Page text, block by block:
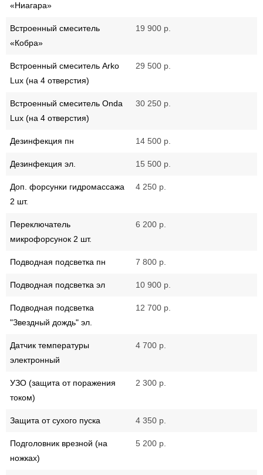
«Ниагара»
Встроенный смеситель
«Кобра»
19 900 р.
Встроенный смеситель Arko
Lux (на 4 отверстия)
29 500 р.
Встроенный смеситель Onda
Lux (на 4 отверстия)
30 250 р.
Дезинфекция пн 14 500 р.
Дезинфекция эл. 15 500 р.
Доп. форсунки гидромассажа
2 шт.
4 250 р.
Переключатель
микрофорсунок 2 шт.
6 200 р.
Подводная подсветка пн 7 800 р.
Подводная подсветка эл 10 900 р.
Подводная подсветка
"Звездный дождь" эл.
12 700 р.
Датчик температуры
электронный
4 700 р.
УЗО (защита от поражения
током)
2 300 р.
Защита от сухого пуска 4 350 р.
Подголовник врезной (на
ножках)
5 200 р.